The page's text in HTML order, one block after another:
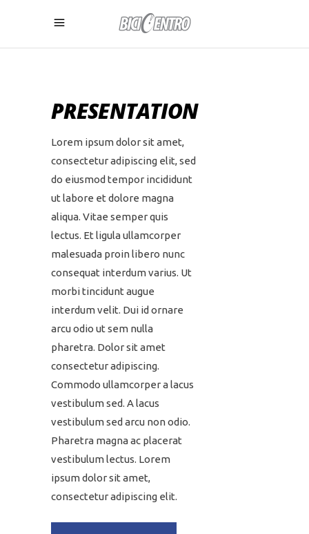
PRESENTATION
Lorem ipsum dolor sit amet,
consectetur adipiscing elit, sed
do eiusmod tempor incididunt
ut labore et dolore magna
aliqua. Vitae semper quis
lectus. Et ligula ullamcorper
malesuada proin libero nunc
consequat interdum varius. Ut
morbi tincidunt augue
interdum velit. Dui id ornare
arcu odio ut sem nulla
pharetra. Dolor sit amet
consectetur adipiscing.
Commodo ullamcorper a lacus
vestibulum sed. A lacus
vestibulum sed arcu non odio.
Pharetra magna ac placerat
vestibulum lectus. Lorem
ipsum dolor sit amet,
consectetur adipiscing elit.